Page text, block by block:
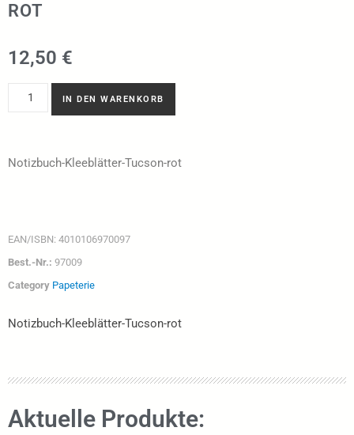
ROT
12,50 €
IN DEN WARENKORB
Notizbuch-Kleeblätter-Tucson-rot
EAN/ISBN: 4010106970097
Best.-Nr.: 97009
Category Papeterie
Notizbuch-Kleeblätter-Tucson-rot
Aktuelle Produkte: